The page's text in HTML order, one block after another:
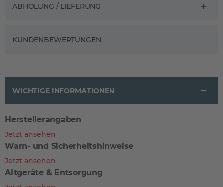
ABHOLUNG / LIEFERUNG
KUNDENBEWERTUNGEN
WICHTIGE INFORMATIONEN
Herstellerangaben
Jetzt ansehen
Warn- und Sicherheitshinweise
Jetzt ansehen
Altgeräte & Entsorgung